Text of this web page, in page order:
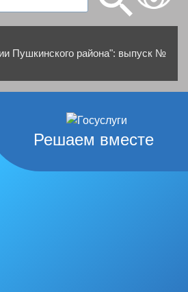
Пушкинского района": выпуск №
Решаем вместе